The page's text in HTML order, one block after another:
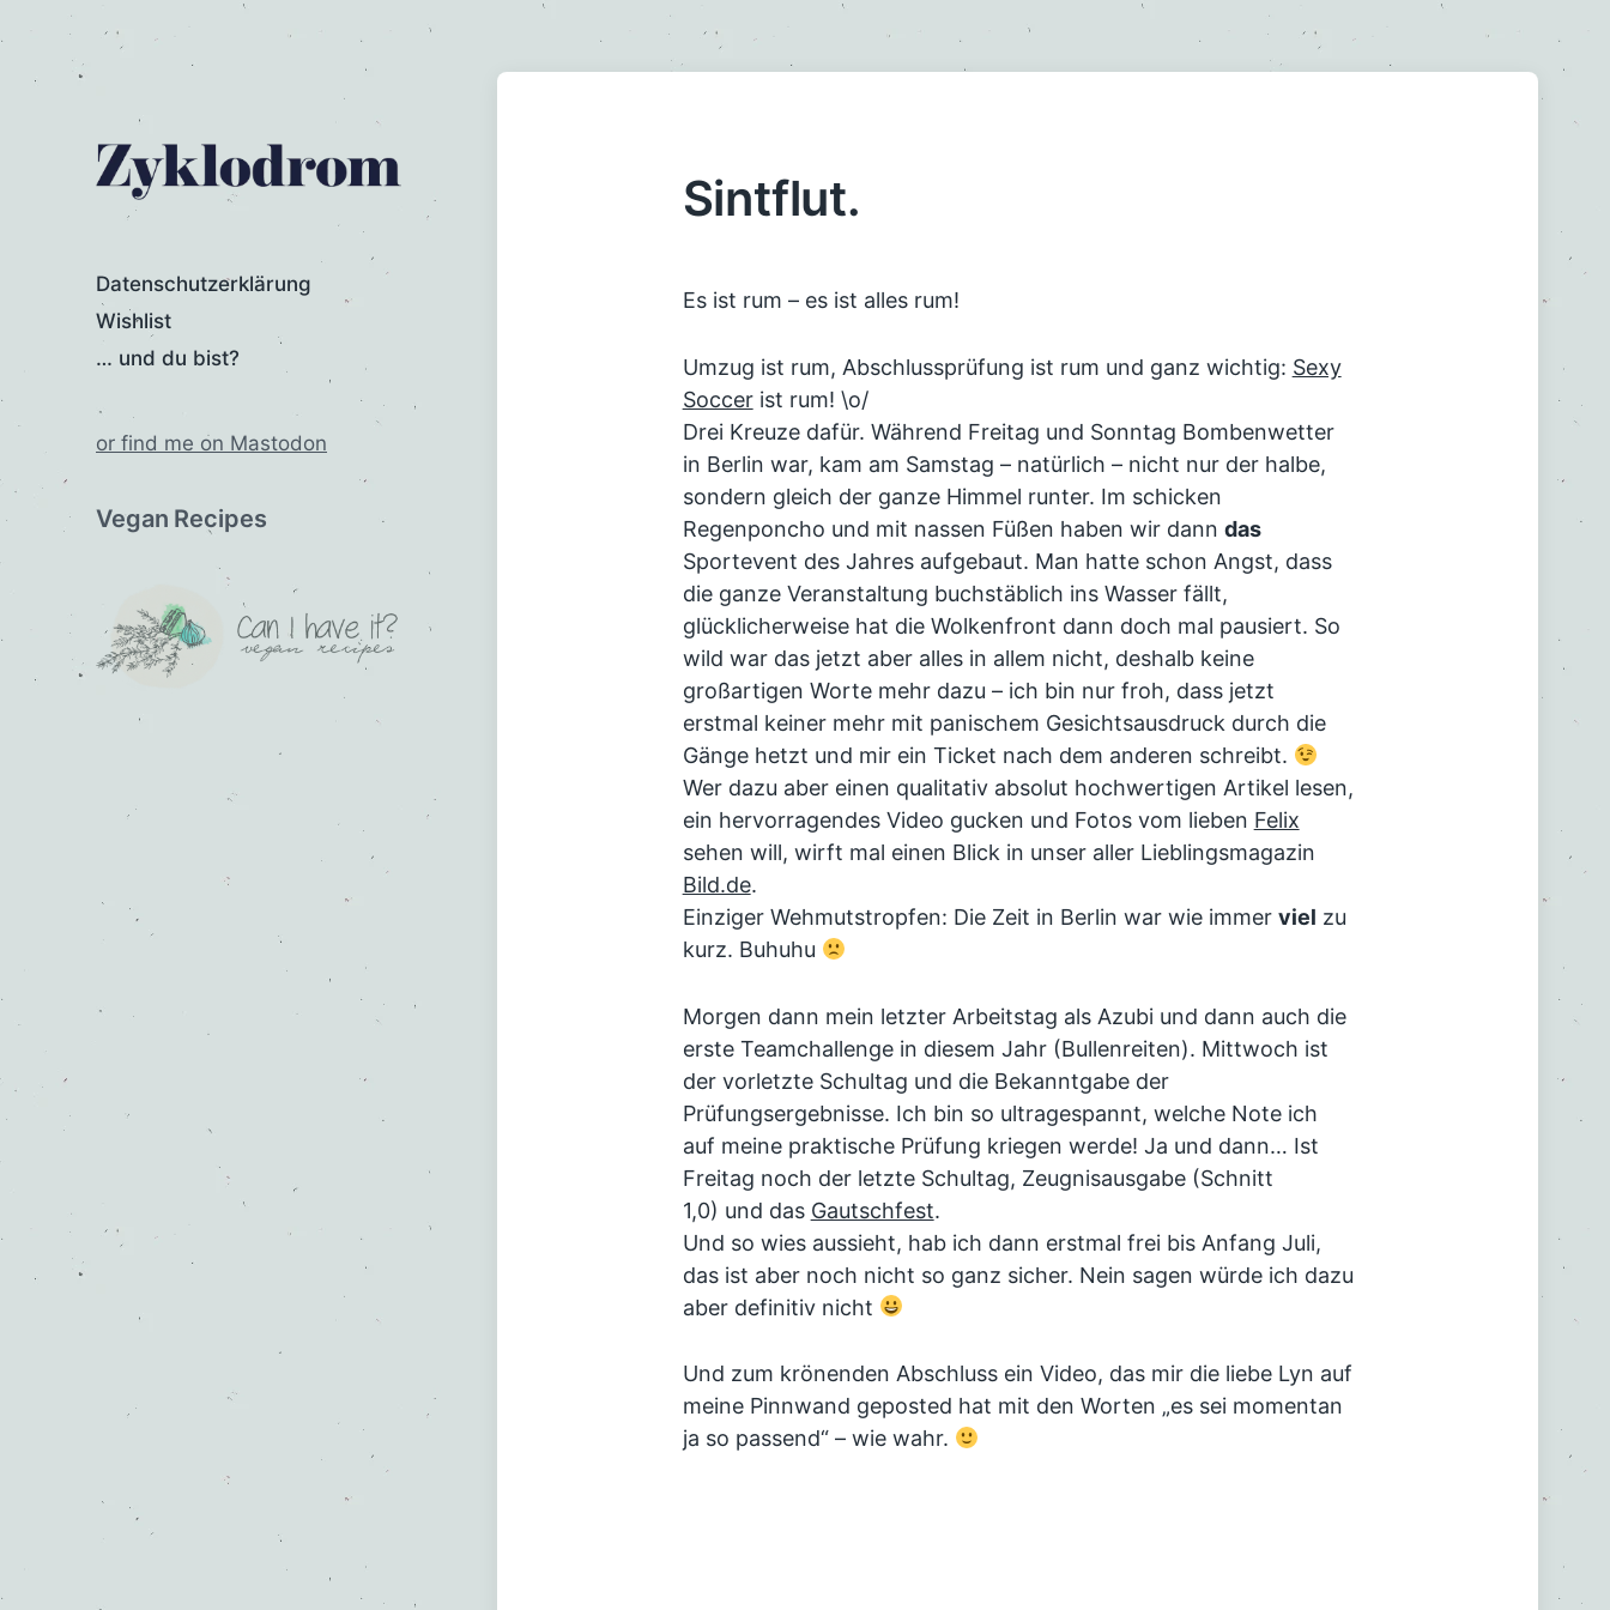
Datenschutzerklärung
Wishlist
… und du bist?
or find me on Mastodon
Vegan Recipes
Sintflut.
Es ist rum – es ist alles rum!
Umzug ist rum, Abschlussprüfung ist rum und ganz wichtig: Sexy
Soccerist rum! \o/
Drei Kreuze dafür. Während Freitag und Sonntag Bombenwetter
in Berlin war, kam am Samstag – natürlich – nicht nur der halbe,
sondern gleich der ganze Himmel runter. Im schicken
Regenponcho und mit nassen Füßen haben wir dann das
Sportevent des Jahres aufgebaut. Man hatte schon Angst, dass
die ganze Veranstaltung buchstäblich ins Wasser fällt,
glücklicherweise hat die Wolkenfront dann doch mal pausiert. So
wild war das jetzt aber alles in allem nicht, deshalb keine
großartigen Worte mehr dazu – ich bin nur froh, dass jetzt
erstmal keiner mehr mit panischem Gesichtsausdruck durch die
Gänge hetzt und mir ein Ticket nach dem anderen schreibt.
Wer dazu aber einen qualitativ absolut hochwertigen Artikel lesen,
ein hervorragendes Video gucken und Fotos vom lieben Felix
sehen will, wirft mal einen Blick in unser aller Lieblingsmagazin
Bild.de.
Einziger Wehmutstropfen: Die Zeit in Berlin war wie immer viel zu
kurz. Buhuhu
Morgen dann mein letzter Arbeitstag als Azubi und dann auch die
erste Teamchallenge in diesem Jahr (Bullenreiten). Mittwoch ist
der vorletzte Schultag und die Bekanntgabe der
Prüfungsergebnisse. Ich bin so ultragespannt, welche Note ich
auf meine praktische Prüfung kriegen werde! Ja und dann… Ist
Freitag noch der letzte Schultag, Zeugnisausgabe (Schnitt
1,0) und das Gautschfest.
Und so wies aussieht, hab ich dann erstmal frei bis Anfang Juli,
das ist aber noch nicht so ganz sicher. Nein sagen würde ich dazu
aber definitiv nicht
Und zum krönenden Abschluss ein Video, das mir die liebe Lyn auf
meine Pinnwand geposted hat mit den Worten „es sei momentan
ja so passend“ – wie wahr.